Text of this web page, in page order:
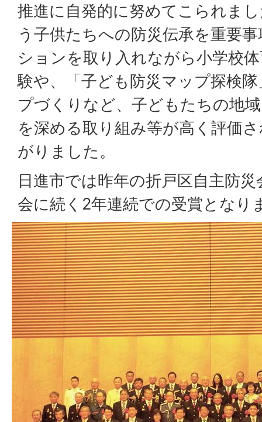
推進に自発的に努めてこられま
う子供たちへの防災伝承を重要
ションを取り入れながら小学校
験や、「子ども防災マップ探検
プづくりなど、子どもたちの地
を深める取り組み等が高く評価
がりました。
日進市では昨年の折戸区自主防
会に続く2年連続での受賞となり